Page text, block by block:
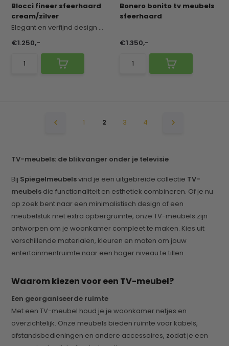
Blocci fineer sfeerhaard
cream/zilver
Elegant en verfijnd design met een zachte, chiqu...
€1.250,-
Bonero bonito tv meubels
sfeerhaard
€1.350,-
1 2 3 4
TV-meubels: de blikvanger onder je televisie
Bij Spiegelmeubelsvind je een uitgebreide collectie TV-
meubels die functionaliteit en esthetiek combineren. Of je nu
op zoek bent naar een minimalistisch design of een
meubelstuk met extra opbergruimte, onze TV-meubels zijn
ontworpen om je woonkamer compleet te maken. Kies uit
verschillende materialen, kleuren en maten om jouw
entertainmentruimte naar een hoger niveau te tillen.
Waarom kiezen voor een TV-meubel?
Een georganiseerde ruimte
Met een TV-meubel houd je je woonkamer netjes en
overzichtelijk. Onze meubels bieden ruimte voor kabels,
afstandsbedieningen en andere accessoires, zodat je een